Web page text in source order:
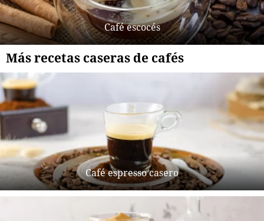
Café escocés
Más recetas caseras de cafés
Café espresso casero